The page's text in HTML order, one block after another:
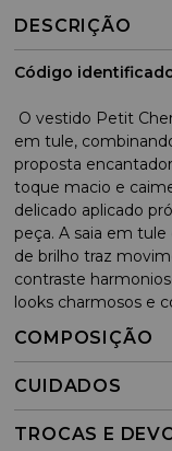
DESCRIÇÃO
Código
O vestido Petit
em tule,
proposta
toque macio e
delicado aplicado
peça. A saia em
de brilho traz
contraste
looks charmosos e
COMPOSIÇÃO
CUIDADOS
TROCAS E